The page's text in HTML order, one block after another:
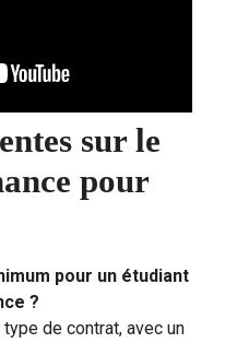
sur le
pour
pour un étudiant
?
type de contrat, avec un